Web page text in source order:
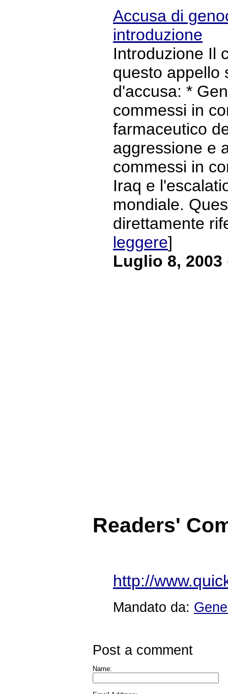
Accusa di
introduzione
Introduzione Il
questo appello
d'accusa: *
commessi in
farmaceutico
aggressione e
commessi in
Iraq e
mondiale.
direttamente
leggere]
Luglio 8, 2003
Readers'
http://
Mandato da:
Post a comment
Name: